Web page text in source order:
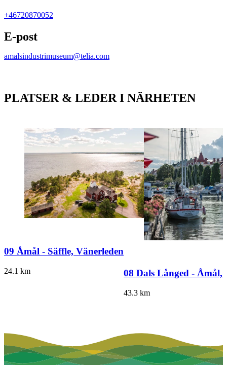
+46720870052
E-post
amalsindustrimuseum@telia.com
PLATSER & LEDER I NÄRHETEN
09 Åmål - Säffle, Vänerleden
24.1 km 08 Dals Långed - Åmål,
43.3 km